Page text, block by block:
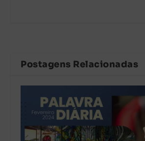
Postagens Relacionadas